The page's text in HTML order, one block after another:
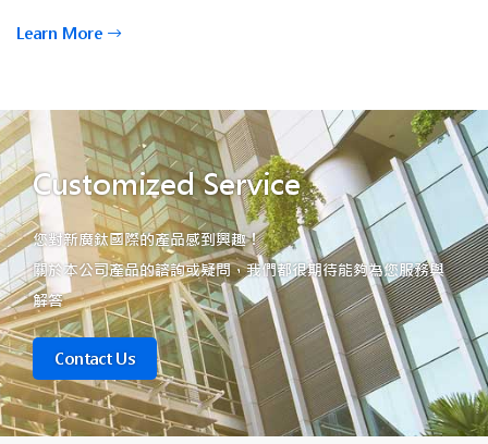
Learn More
Customized Service
您對新廣鈦國際的產品感到興趣！
關於本公司產品的諮詢或疑問，我們都很期待能夠為您服務與
解答
Contact Us